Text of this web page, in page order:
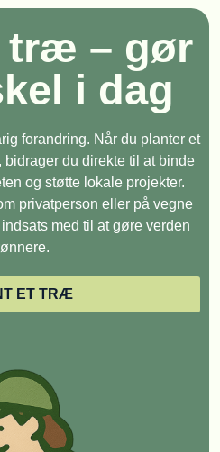
træ – gør
i dag
forandring. Når du planter et
du direkte til at binde
og støtte lokale projekter.
privatperson eller på vegne
med til at gøre verden
ET TRÆ